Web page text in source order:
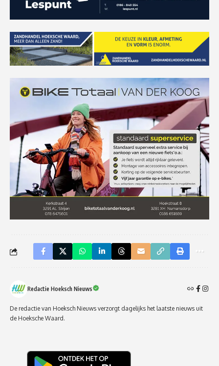
Redactie Hoeksch Nieuws
De redactie van Hoeksch Nieuws verzorgt dagelijks het laatste nieuws uit
de Hoeksche Waard.